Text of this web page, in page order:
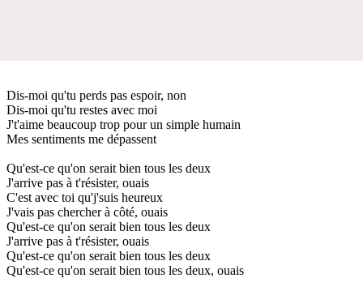
Dis-moi qu'tu perds pas espoir, non
Dis-moi qu'tu restes avec moi
J't'aime beaucoup trop pour un simple humain
Mes sentiments me dépassent
Qu'est-ce qu'on serait bien tous les deux
J'arrive pas à t'résister, ouais
C'est avec toi qu'j'suis heureux
J'vais pas chercher à côté, ouais
Qu'est-ce qu'on serait bien tous les deux
J'arrive pas à t'résister, ouais
Qu'est-ce qu'on serait bien tous les deux
Qu'est-ce qu'on serait bien tous les deux, ouais